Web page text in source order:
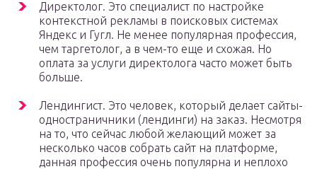
Директолог. Это специалист по настройке
контекстной рекламы в поисковых системах
Яндекс и Гугл. Не менее популярная профессия,
чем таргетолог, а в чем-то еще и схожая. Но
оплата за услуги директолога часто может быть
больше.
Лендингист. Это человек, который делает сайты-
одностраничники (лендинги) на заказ. Несмотря
на то, что сейчас любой желающий может за
несколько часов собрать сайт на платформе,
данная профессия очень популярна и неплохо